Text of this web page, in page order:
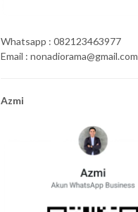
Whatsapp : 082123463977
Email : nonadiorama@gmail.com
Azmi